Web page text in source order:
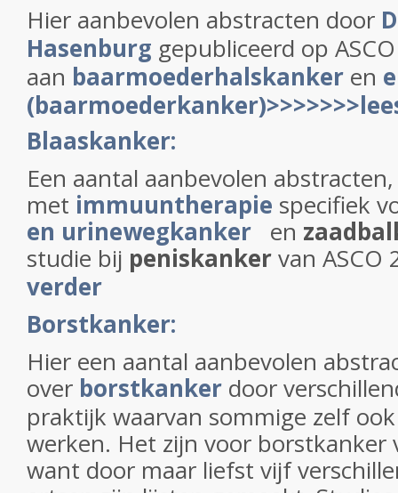
Hier aanbevolen abstracten door
Hasenburg gepubliceerd op
aan baarmoederhalskanker en
(baarmoederkanker)
Blaaskanker:
Een aantal aanbevolen
met immuuntherapie specifiek
en urinewegkanker
en
studie bij peniskankervan ASCO
verder
Borstkanker:
Hier een aantal aanbevolen
over borstkanker door
praktijk waarvan sommige zelf ook
werken. Het zijn voor borstkanker
want door maar liefst vijf